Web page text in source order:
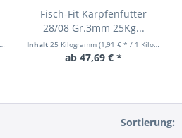
Fisch-Fit Karpfenfutter
28/08 Gr.3mm 25Kg...
Inhalt 25 Kilogramm (1,91 € * / 1 Kilogramm)
ab 47,69 € *
Sortierung: